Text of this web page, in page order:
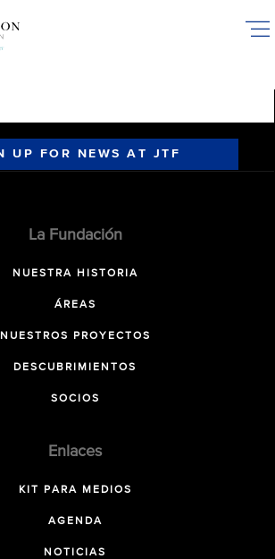
UP FOR NEWS AT JTF
La Fundación
NUESTRA HISTORIA
ÁREAS
NUESTROS PROYECTOS
DESCUBRIMIENTOS
SOCIOS
Enlaces
KIT PARA MEDIOS
AGENDA
NOTICIAS